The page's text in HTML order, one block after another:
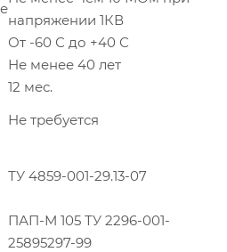
напряжении 1КВ
От -60 С до +40 С
Не менее 40 лет
12 мес.
Не требуется
ТУ 4859-001-29.13-07
ПАП-М 105 ТУ 2296-001-
25895297-99